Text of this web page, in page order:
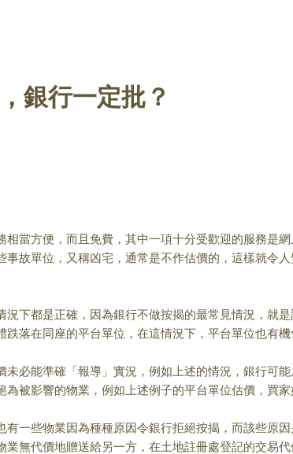
銀行一定批？
方便，而且免費，其中一項十分受歡迎的服務是網
事故單位，又稱凶宅，通常是不作估價的，這樣就令
都是正確，因為銀行不做按揭的最常見情況，就
跌落在同座的平台單位，在這情況下，平台單位也有
能準確「報導」實況，例如上述的情況，銀行可能
為被影響的物業，例如上述例子的平台單位估價，買
些物業因為種種原因令銀行拒絕按揭，而該些原因
業無代價地贈送給另一方，在土地註冊處登記的交易